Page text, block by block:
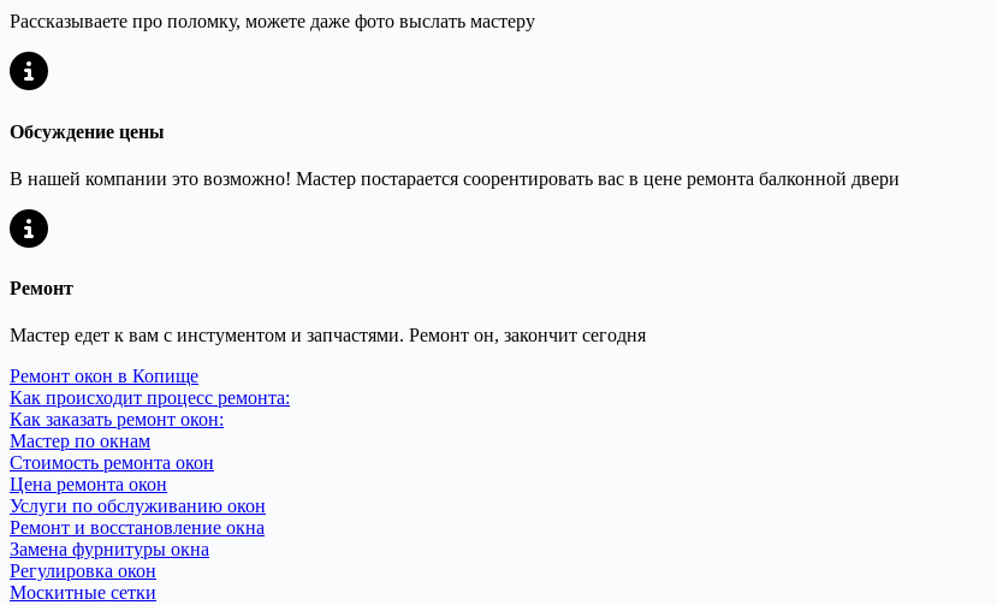
Рассказываете про поломку, можете даже фото выслать мастеру
Обсуждение цены
В нашей компании это возможно! Мастер постарается соорентировать вас в цене ремонта балконной двери
Ремонт
Мастер едет к вам с инстументом и запчастями. Ремонт он, закончит сегодня
Ремонт окон в Копище
Как происходит процесс ремонта:
Как заказать ремонт окон:
Мастер по окнам
Стоимость ремонта окон
Цена ремонта окон
Услуги по обслуживанию окон
Ремонт и восстановление окна
Замена фурнитуры окна
Регулировка окон
Москитные сетки